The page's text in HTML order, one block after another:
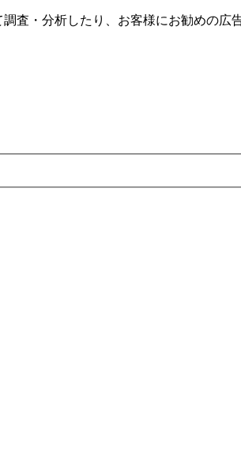
査・分析したり、お客様にお勧めの広